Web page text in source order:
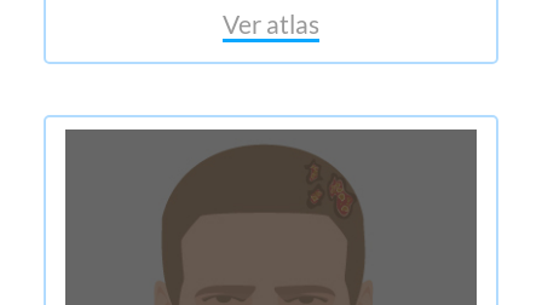
Ver atlas